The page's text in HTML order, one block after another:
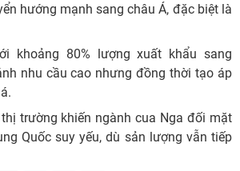
hướng mạnh sang châu Á, đặc biệt là
khoảng 80% lượng xuất khẩu sang
nhu cầu cao nhưng đồng thời tạo áp
trường khiến ngành cua Nga đối mặt
Quốc suy yếu, dù sản lượng vẫn tiếp